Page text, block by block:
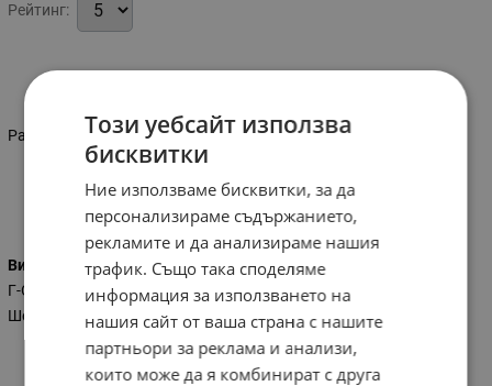
Рейтинг:
Размер: 8 мм
Характеристики
Вид на ключа
Г-Образен
Шестограм
Този уебсайт използва
бисквитки
Ние използваме бисквитки, за да
персонализираме съдържанието,
рекламите и да анализираме нашия
трафик. Също така споделяме
информация за използването на
нашия сайт от ваша страна с нашите
партньори за реклама и анализи,
които може да я комбинират с друга